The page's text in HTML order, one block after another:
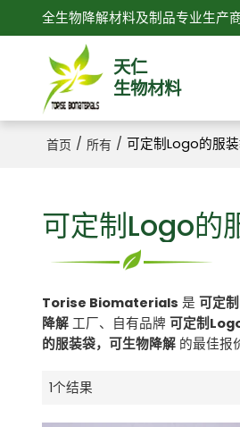
全生物降解材料及制品专业生产
天仁
生物材料
首页 / 所有 / 可定制Logo的服
可定制Logo的
Torise Biomaterials 是 可定
降解工厂、自有品牌 可定制
的服装袋，可生物降解的最佳报
1个结果